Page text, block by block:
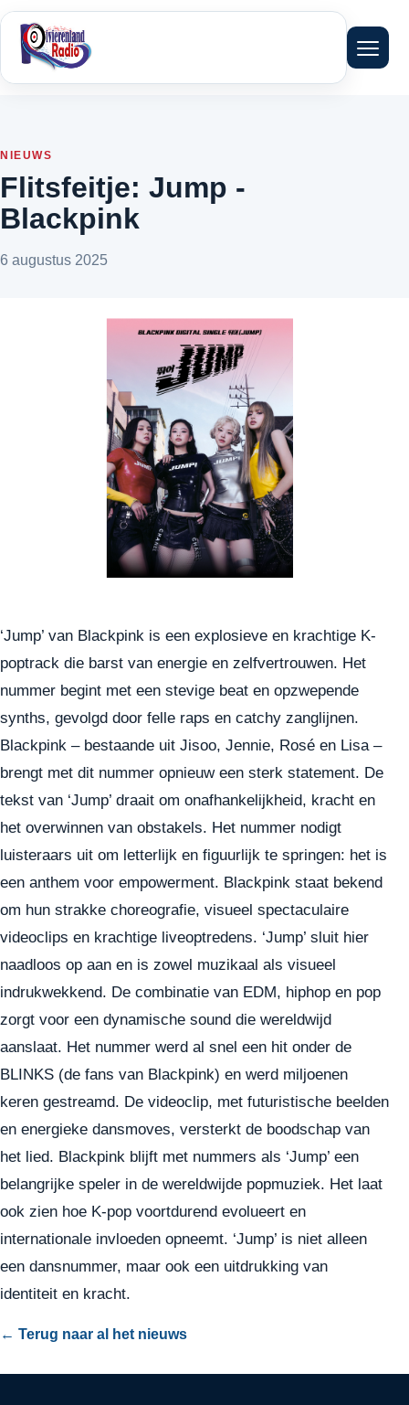
Menu
NIEUWS
Flitsfeitje: Jump -
Blackpink
6 augustus 2025
‘Jump’ van Blackpink is een explosieve en krachtige K-
poptrack die barst van energie en zelfvertrouwen. Het
nummer begint met een stevige beat en opzwepende
synths, gevolgd door felle raps en catchy zanglijnen.
Blackpink – bestaande uit Jisoo, Jennie, Rosé en Lisa –
brengt met dit nummer opnieuw een sterk statement. De
tekst van ‘Jump’ draait om onafhankelijkheid, kracht en
het overwinnen van obstakels. Het nummer nodigt
luisteraars uit om letterlijk en figuurlijk te springen: het is
een anthem voor empowerment. Blackpink staat bekend
om hun strakke choreografie, visueel spectaculaire
videoclips en krachtige liveoptredens. ‘Jump’ sluit hier
naadloos op aan en is zowel muzikaal als visueel
indrukwekkend. De combinatie van EDM, hiphop en pop
zorgt voor een dynamische sound die wereldwijd
aanslaat. Het nummer werd al snel een hit onder de
BLINKS (de fans van Blackpink) en werd miljoenen
keren gestreamd. De videoclip, met futuristische beelden
en energieke dansmoves, versterkt de boodschap van
het lied. Blackpink blijft met nummers als ‘Jump’ een
belangrijke speler in de wereldwijde popmuziek. Het laat
ook zien hoe K-pop voortdurend evolueert en
internationale invloeden opneemt. ‘Jump’ is niet alleen
een dansnummer, maar ook een uitdrukking van
identiteit en kracht.
← Terug naar al het nieuws